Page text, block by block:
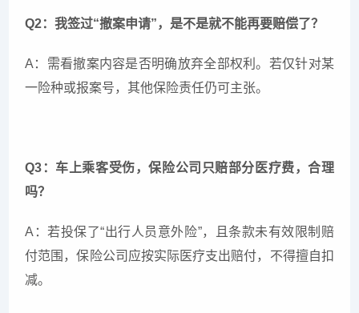
Q2：我签过“撤案申请”，是不是就不能再要赔偿了？
A：需看撤案内容是否明确放弃全部权利。若仅针对某
一险种或报案号，其他保险责任仍可主张。
Q3：车上乘客受伤，保险公司只赔部分医疗费，合理
吗？
A：若投保了“出行人员意外险”，且条款未有效限制赔
付范围，保险公司应按实际医疗支出赔付，不得擅自扣
减。